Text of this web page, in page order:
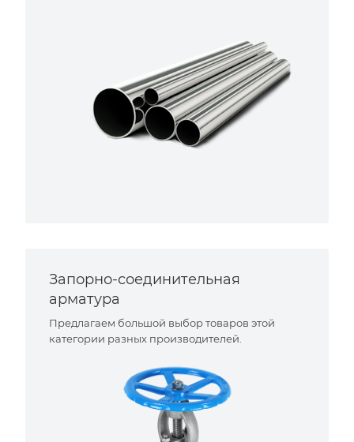
Запорно-соединительная
арматура
Предлагаем большой выбор товаров этой
категории разных производителей.